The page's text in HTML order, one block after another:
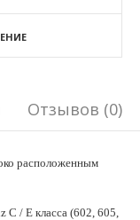
Отзывов (0)
расположенным
C / E класса (602, 605,